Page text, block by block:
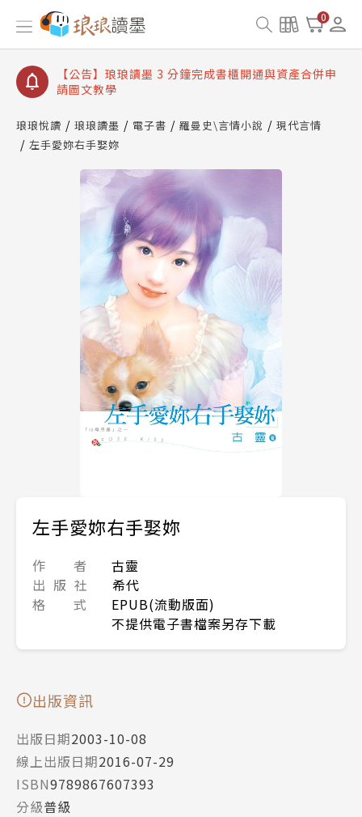
0
【公告】琅琅讀墨數位閱讀資產合併與書櫃開通申請
【公告】琅琅讀墨書櫃開通常見問題
【公告】琅琅讀墨 3 分鐘完成書櫃開通與資產合併申
請圖文教學
查詢
【公告】琅琅讀墨數位閱讀資產合併與書櫃開通申請
琅琅悅讀 琅琅讀墨 電子書 羅曼史\言情小說
現代言情
左手愛妳右手娶妳
左手愛妳右手娶妳
作 者
古靈
出 版 社
希代
格 式
EPUB(流動版面)
不提供電子書檔案另存下載
出版資訊
出版日期2003-10-08
線上出版日期2016-07-29
ISBN9789867607393
分級普級